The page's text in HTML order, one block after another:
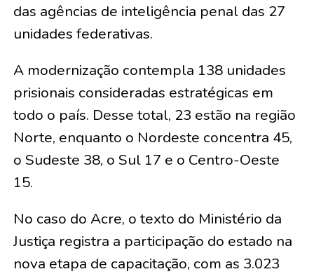
das agências de inteligência penal das 27
unidades federativas.
A modernização contempla 138 unidades
prisionais consideradas estratégicas em
todo o país. Desse total, 23 estão na região
Norte, enquanto o Nordeste concentra 45,
o Sudeste 38, o Sul 17 e o Centro-Oeste
15.
No caso do Acre, o texto do Ministério da
Justiça registra a participação do estado na
nova etapa de capacitação, com as 3.023